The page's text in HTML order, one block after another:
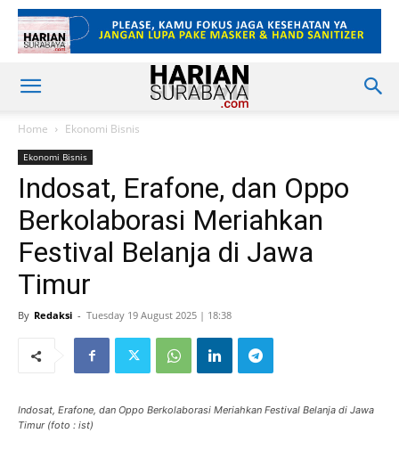
Home Ekonomi Bisnis
Ekonomi Bisnis
Indosat, Erafone, dan Oppo
Berkolaborasi Meriahkan
Festival Belanja di Jawa
Timur
By Redaksi - Tuesday 19 August 2025 | 18:38
Indosat, Erafone, dan Oppo Berkolaborasi Meriahkan Festival Belanja di Jawa
Timur (foto : ist)